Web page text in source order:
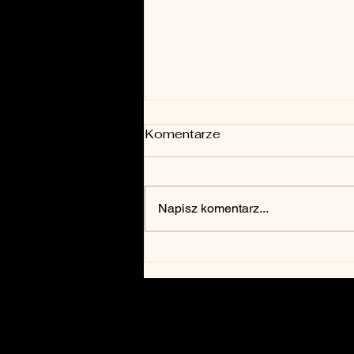
które nigdy nie wychodzą
Komentarze
Napisz komentarz...